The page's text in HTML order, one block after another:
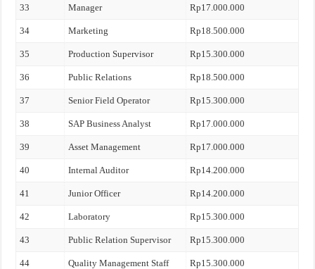
33 Manager Rp17.000.000
34 Marketing Rp18.500.000
35 Production Supervisor Rp15.300.000
36 Public Relations Rp18.500.000
37 Senior Field Operator Rp15.300.000
38 SAP Business Analyst Rp17.000.000
39 Asset Management Rp17.000.000
40 Internal Auditor Rp14.200.000
41 Junior Officer Rp14.200.000
42 Laboratory Rp15.300.000
43 Public Relation Supervisor Rp15.300.000
44 Quality Management Staff Rp15.300.000